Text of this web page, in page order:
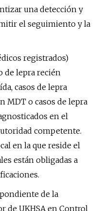
una detección y
el seguimiento y la
registrados)
de lepra recién
casos de lepra
MDT o casos de lepra
en el
competente.
en la que reside el
están obligadas a
de la
de UKHSA en Control